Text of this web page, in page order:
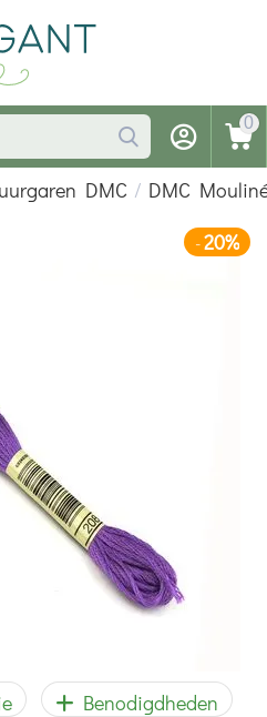
0
DMC / DMC
-20%
Benodigdheden